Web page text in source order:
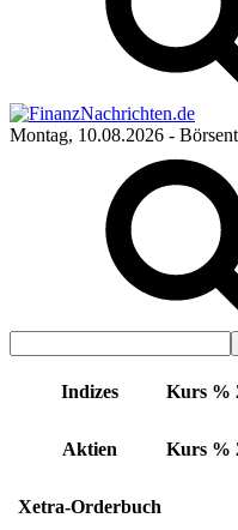
Montag, 10.08.2026 -
Indizes Kurs %
Aktien Kurs %
Xetra-Orderbuch